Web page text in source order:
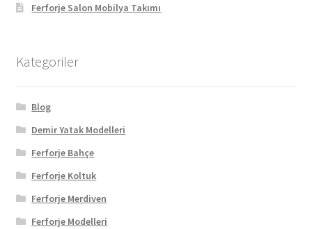
Ferforje Salon Mobilya Takımı
Kategoriler
Blog
Demir Yatak Modelleri
Ferforje Bahçe
Ferforje Koltuk
Ferforje Merdiven
Ferforje Modelleri